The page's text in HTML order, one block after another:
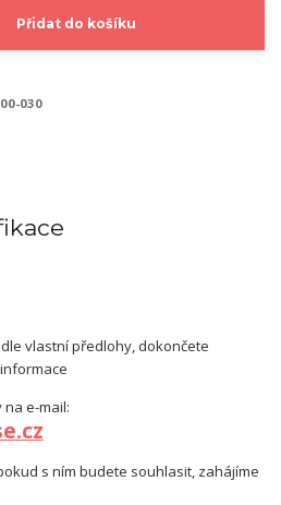
Přidat do košíku
030
vlastní předlohy, dokončete
na e-mail:
s ním budete souhlasit, zahájíme